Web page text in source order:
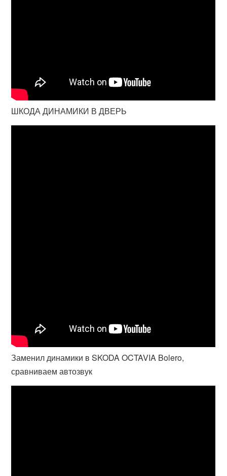
ШКОДА ДИНАМИКИ В ДВЕРЬ
Заменил динамики в SKODA OCTAVIA Bolero,
сравниваем автозвук